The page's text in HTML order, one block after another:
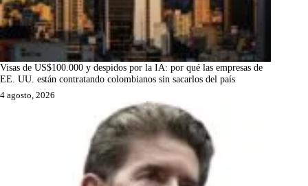
Visas de US$100.000 y despidos por la IA: por qué las empresas de
EE. UU. están contratando colombianos sin sacarlos del país
4 agosto, 2026